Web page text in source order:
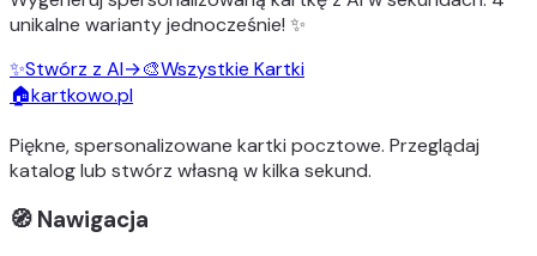
unikalne wariantyjednocześnie! ✨
✨Stwórz z AI→🎨Wszystkie Kartki
🏠kartkowo.pl
Piękne, spersonalizowane kartki pocztowe. Przeglądaj
katalog lub stwórz własną w kilka sekund.
🧭 Nawigacja